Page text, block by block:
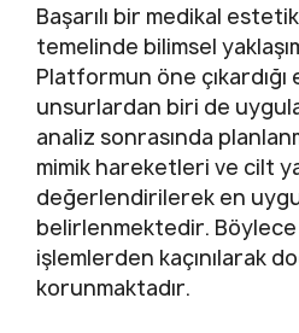
Başarılı bir medikal
temelinde bilimsel
Platformun öne çıkardığı
unsurlardan biri de
analiz sonrasında
mimik hareketleri ve cilt
değerlendirilerek en
belirlenmektedir.
işlemlerden kaçınılarak
korunmaktadır.